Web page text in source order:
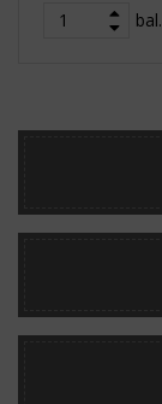
bal.